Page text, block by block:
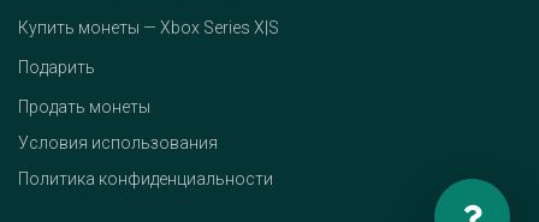
Купить монеты — Xbox Series X|S
Подарить
Продать монеты
Условия использования
Политика конфиденциальности